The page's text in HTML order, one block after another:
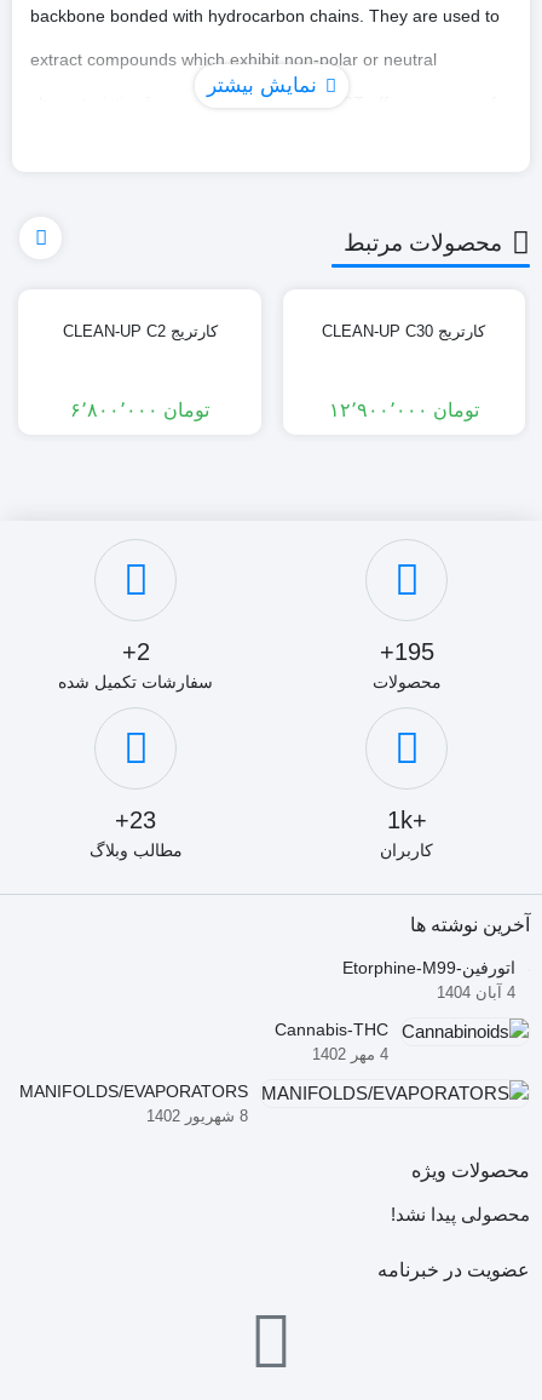
backbone bonded with hydrocarbon chains. They are used to
extract compounds which exhibit non-polar or neutral
characteristics from complex matrices. UCT offers a range of
well as endcapped and unendcapped versions.
10
Clean-Up Cn4 10,000mg 75mL
Clean-Up Cn4 100mg 1mL
CECN4111
Clean-Up Cn4 200mg 3mL
CECN4123
نمایش بیشتر
محصولات مرتبط
کارتریج CLEAN-UP C30
تومان
کارتریج CLEAN-UP C2
تومان
195+
محصولات
2+
سفارشات تکمیل شده
+1k
کاربران
23+
مطالب وبلاگ
آخرین نوشته ها
اتورفین-Etorphine-M99
4 آبان 1404
Cannabis-THC
4 مهر 1402
MANIFOLDS/EVAPORATORS
8 شهریور 1402
محصولات ویژه
محصولی پیدا نشد!
عضویت در خبرنامه